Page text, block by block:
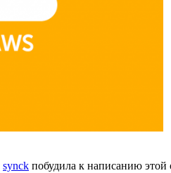
synck побудила к написанию этой